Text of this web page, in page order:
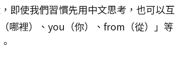
即使我們習慣先用中文思考，也可以互
哪裡）、you（你）、from（從）」等